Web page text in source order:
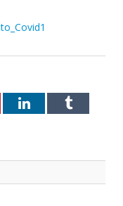
LinkedInTumblr